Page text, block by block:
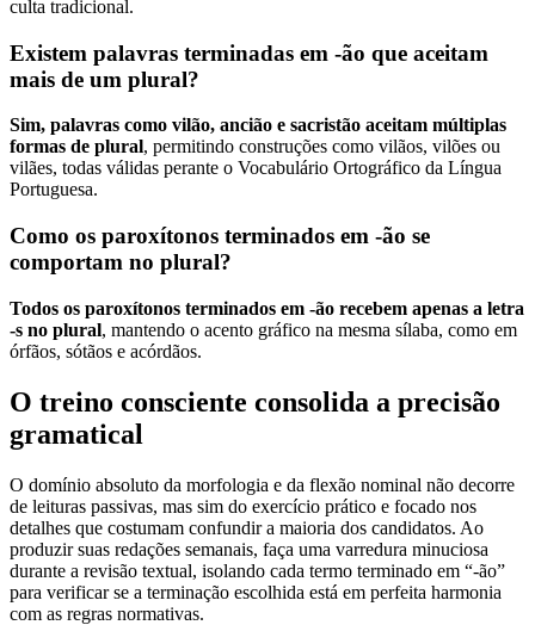
culta tradicional.
Existem palavras terminadas em -ão que aceitam
mais de um plural?
Sim, palavras como vilão, ancião e sacristão aceitam múltiplas
formas de plural, permitindo construções como vilãos, vilões ou
vilães, todas válidas perante o Vocabulário Ortográfico da Língua
Portuguesa.
Como os paroxítonos terminados em -ão se
comportam no plural?
Todos os paroxítonos terminados em -ão recebem apenas a letra
-s no plural, mantendo o acento gráfico na mesma sílaba, como em
órfãos, sótãos e acórdãos.
O treino consciente consolida a precisão
gramatical
O domínio absoluto da morfologia e da flexão nominal não decorre
de leituras passivas, mas sim do exercício prático e focado nos
detalhes que costumam confundir a maioria dos candidatos. Ao
produzir suas redações semanais, faça uma varredura minuciosa
durante a revisão textual, isolando cada termo terminado em “-ão”
para verificar se a terminação escolhida está em perfeita harmonia
com as regras normativas.